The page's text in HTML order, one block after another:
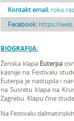
Kontakt email:
Facebook: https://
BIOGRAFIJA:
Ženska klapa Euterpa
kasnije na Festivalu
Euterpa je nastupila i
na Susretu klapa na
Zagrebu. Klapu čine
Na Festivalu